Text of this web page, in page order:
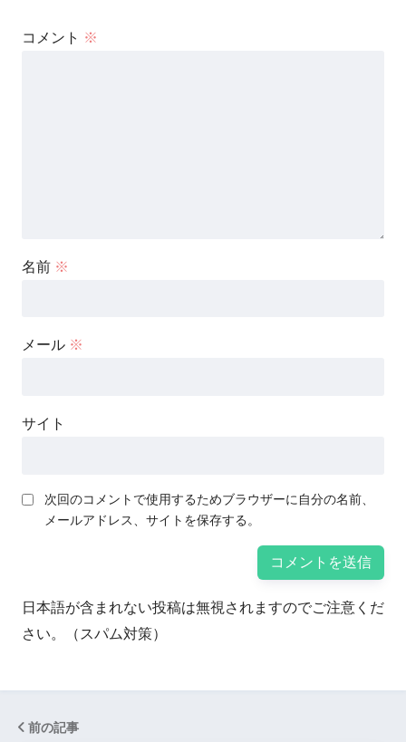
コメント ※
名前 ※
メール ※
サイト
次回のコメントで使用するためブラウザーに自分の名前、
メールアドレス、サイトを保存する。
日本語が含まれない投稿は無視されますのでご注意くだ
さい。（スパム対策）
前の記事